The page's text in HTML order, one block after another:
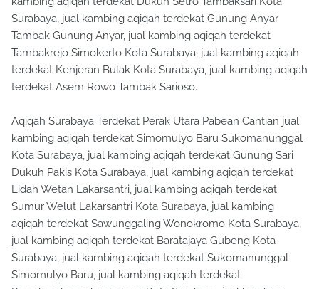
Surabaya, jual kambing aqiqah terdekat Gunung Anyar
Tambak Gunung Anyar, jual kambing aqiqah terdekat
Tambakrejo Simokerto Kota Surabaya, jual kambing aqiqah
terdekat Kenjeran Bulak Kota Surabaya, jual kambing aqiqah
terdekat Asem Rowo Tambak Sarioso.
Aqiqah Surabaya Terdekat Perak Utara Pabean Cantian jual
kambing aqiqah terdekat Simomulyo Baru Sukomanunggal
Kota Surabaya, jual kambing aqiqah terdekat Gunung Sari
Dukuh Pakis Kota Surabaya, jual kambing aqiqah terdekat
Lidah Wetan Lakarsantri, jual kambing aqiqah terdekat
Sumur Welut Lakarsantri Kota Surabaya, jual kambing
aqiqah terdekat Sawunggaling Wonokromo Kota Surabaya,
jual kambing aqiqah terdekat Baratajaya Gubeng Kota
Surabaya, jual kambing aqiqah terdekat Sukomanunggal
Simomulyo Baru, jual kambing aqiqah terdekat